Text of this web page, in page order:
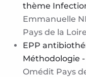
thème
Emmanuelle
Pays de la Loire
EPP
Méthodologie -
Omédit Pays